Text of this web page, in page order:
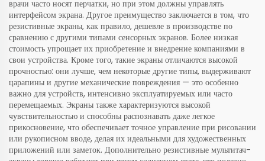
врачи часто носят перчатки, но при этом должны управлять
интерфейсом экрана. Другое преимущество заключается в том, что
резистивные экраны, как правило, дешевле в производстве по
сравнению с другими типами сенсорных экранов. Более низкая
стоимость упрощает их приобретение и внедрение компаниями в
свои устройства. Кроме того, такие экраны отличаются высокой
прочностью: они лучше, чем некоторые другие типы, выдерживают
царапины и другие механические повреждения — это особенно
важно для устройств, интенсивно эксплуатируемых или часто
перемещаемых. Экраны также характеризуются высокой
чувствительностью и способны распознавать даже легкое
прикосновение, что обеспечивает точное управление при рисовании
или рукописном вводе, делая их идеальными для художественных
приложений или заметок. Дополнительно резистивные мультитач-